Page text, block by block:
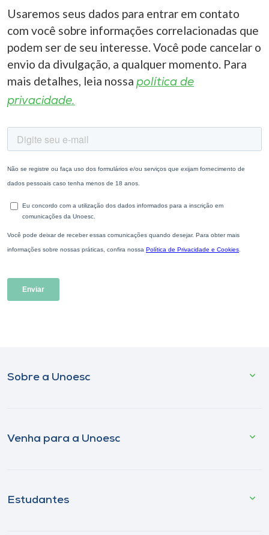
Usaremos seus dados para entrar em contato
com você sobre informações correlacionadas que
podem ser de seu interesse. Você pode cancelar o
envio da divulgação, a qualquer momento. Para
mais detalhes, leia nossa política de
privacidade.
Sobre a Unoesc
Venha para a Unoesc
Estudantes